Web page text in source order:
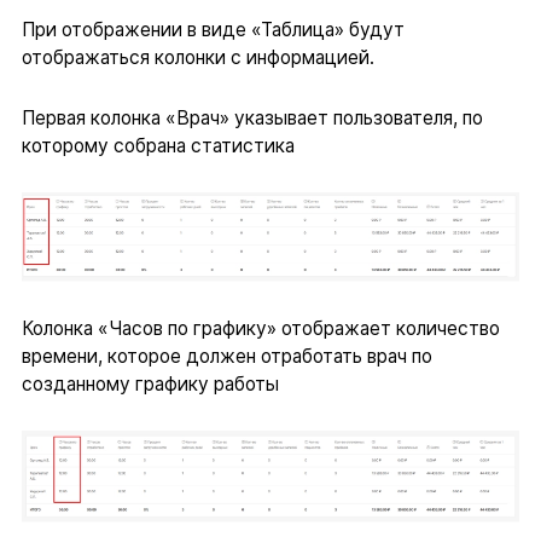
При отображении в виде «Таблица» будут
отображаться колонки с информацией.
Первая колонка «Врач» указывает пользователя, по
которому собрана статистика
Колонка «Часов по графику» отображает количество
времени, которое должен отработать врач по
созданному графику работы